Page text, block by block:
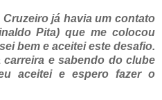
já havia um contato
Pita) que me colocou
bem e aceitei este desafio.
e sabendo do clube
aceitei e espero fazer o